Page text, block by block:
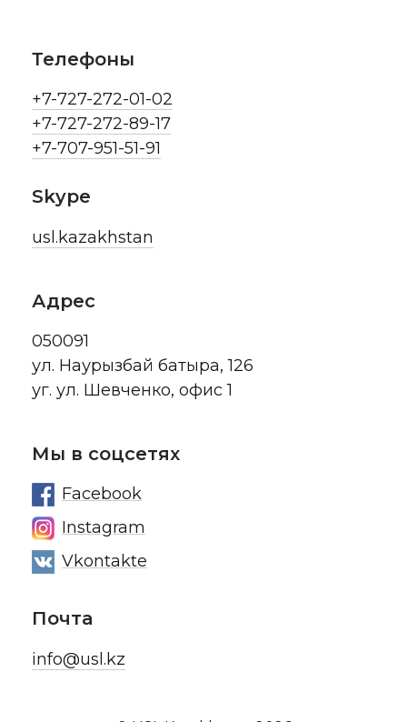
Мы в соцсетях
Facebook
Instagram
Vkontakte
Почта
info@usl.kz
Адрес
050091
ул. Наурызбай батыра, 126
уг. ул. Шевченко, офис 1
Телефоны
+7-727-272-01-02
+7-727-272-89-17
+7-707-951-51-91
Skype
usl.kazakhstan